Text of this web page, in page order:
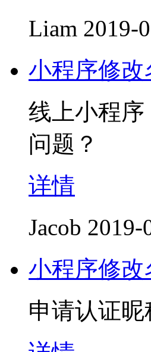
Liam 2019-
小程序修改
线上小程
问题？
详情
Jacob 2019-
小程序修改
申请认证